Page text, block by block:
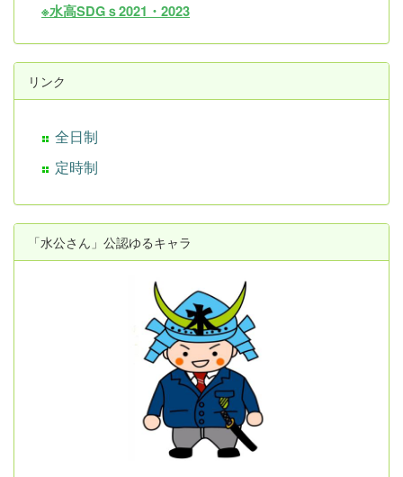
※水高SDGｓ2021・2023
リンク
全日制
定時制
「水公さん」公認ゆるキャラ